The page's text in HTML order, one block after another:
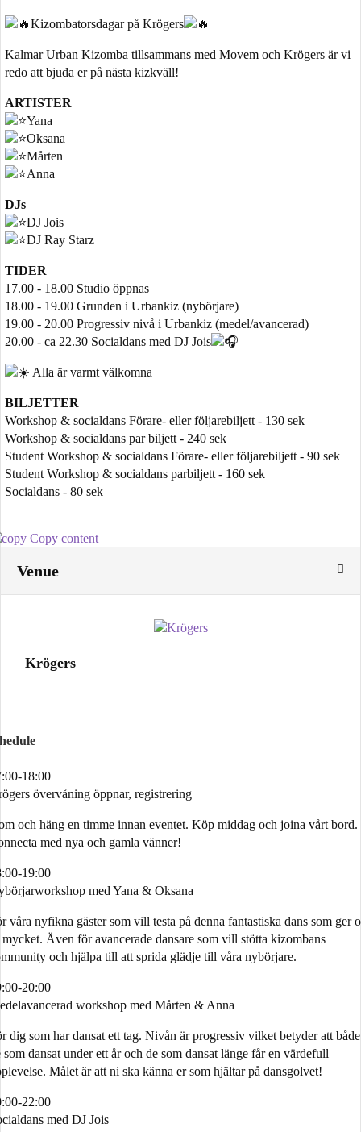
Kizombatorsdagar på Krögers
Kalmar Urban Kizomba tillsammans med Movem och Krögers är vi
redo att bjuda er på nästa kizkväll!
ARTISTER
Yana
Oksana
Mårten
Anna
DJs
DJ Jois
DJ Ray Starz
TIDER
17.00 - 18.00 Studio öppnas
18.00 - 19.00 Grunden i Urbankiz (nybörjare)
19.00 - 20.00 Progressiv nivå i Urbankiz (medel/avancerad)
20.00 - ca 22.30 Socialdans med DJ Jois
Alla är varmt välkomna
BILJETTER
Workshop & socialdans Förare- eller följarebiljett - 130 sek
Workshop & socialdans par biljett - 240 sek
Student Workshop & socialdans Förare- eller följarebiljett - 90 sek
Student Workshop & socialdans parbiljett - 160 sek
Socialdans - 80 sek
Copy content
Venue
Krögers
18:00
övervåning öppnar, registrering
och häng en timme innan eventet. Köp middag och joina vårt bord.
med nya och gamla vänner!
19:00
med Yana & Oksana
våra nyfikna gäster som vill testa på denna fantastiska dans som ger
mycket. Även för avancerade dansare som vill stötta kizombans
och hjälpa till att sprida glädje till våra nybörjare.
20:00
workshop med Mårten & Anna
dig som har dansat ett tag. Nivån är progressiv vilket betyder att både
som dansat under ett år och de som dansat länge får en värdefull
Målet är att ni ska känna er som hjältar på dansgolvet!
22:00
med DJ Jois